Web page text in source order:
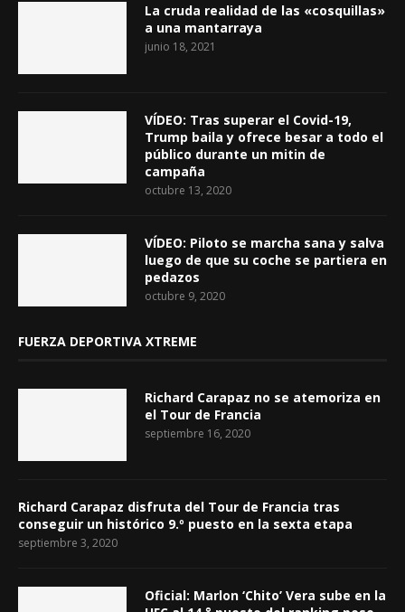
La cruda realidad de las «cosquillas»
a una mantarraya
junio 18, 2021
VÍDEO: Tras superar el Covid-19,
Trump baila y ofrece besar a todo el
público durante un mitin de
campaña
octubre 13, 2020
VÍDEO: Piloto se marcha sana y salva
luego de que su coche se partiera en
pedazos
octubre 9, 2020
FUERZA DEPORTIVA XTREME
Richard Carapaz no se atemoriza en
el Tour de Francia
septiembre 16, 2020
Richard Carapaz disfruta del Tour de Francia tras
conseguir un histórico 9.º puesto en la sexta etapa
septiembre 3, 2020
Oficial: Marlon ‘Chito’ Vera sube en la